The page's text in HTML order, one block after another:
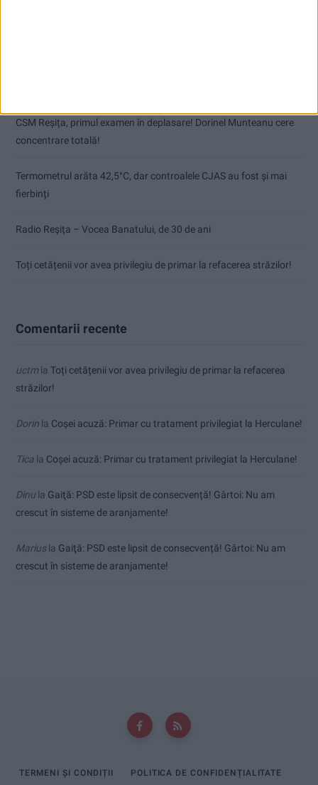
CSM Reșița, primul examen în deplasare! Dorinel Munteanu cere
concentrare totală!
Termometrul arăta 42,5°C, dar controalele CJAS au fost și mai
fierbinți
Radio Reșița – Vocea Banatului, de 30 de ani
Toți cetățenii vor avea privilegiu de primar la refacerea străzilor!
Comentarii recente
uctmla Toți cetățenii vor avea privilegiu de primar la refacerea
străzilor!
Dorin la Coșei acuză: Primar cu tratament privilegiat la Herculane!
Tica la Coșei acuză: Primar cu tratament privilegiat la Herculane!
Dinu la Gaiţă: PSD este lipsit de consecvență! Gârtoi: Nu am
crescut în sisteme de aranjamente!
Mariusla Gaiţă: PSD este lipsit de consecvență! Gârtoi: Nu am
crescut în sisteme de aranjamente!
TERMENI ȘI CONDIȚII POLITICA DE CONFIDENȚIALITATE